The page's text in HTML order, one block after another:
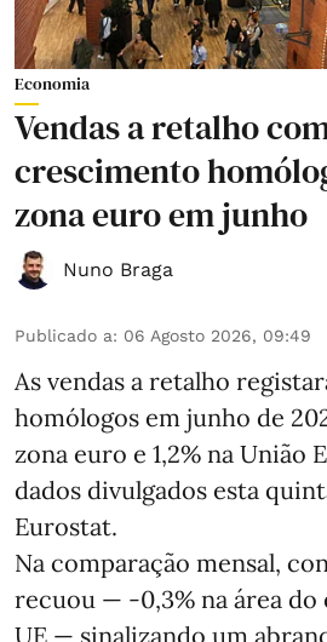
Economia
Vendas a retalho
crescimento
zona euro em junho
Nuno Braga
Publicado a: 06 Agosto 2026, 09:49
As vendas a retalho
homólogos em junho de
zona euro e 1,2% na União
dados divulgados esta
Eurostat.
Na comparação mensal,
recuou — -0,3% na área do
UE — sinalizando um